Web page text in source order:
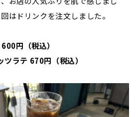
はドリンクを注文しました。
円（税込）
ラテ 670円（税込）